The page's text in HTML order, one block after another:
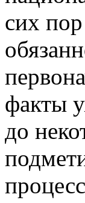
сих пор
факты
до